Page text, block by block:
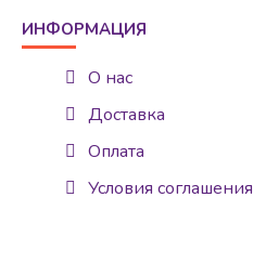
ИНФОРМАЦИЯ
О нас
Доставка
Оплата
Условия соглашения